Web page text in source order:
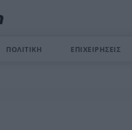
ΠΟΛΙΤΙΚΗ ΕΠΙΧΕΙΡΗΣΕΙΣ